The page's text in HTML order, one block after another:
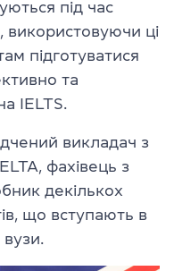
під час
використовуючи ці
підготуватися
та
IELTS.
викладач з
фахівець з
декількох
що вступають в